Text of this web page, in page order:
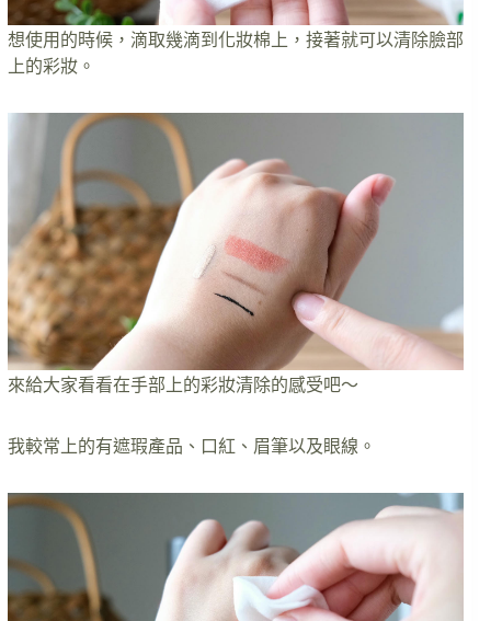
想使用的時候，滴取幾滴到化妝棉上，接著就可以清除臉部
上的彩妝。
來給大家看看在手部上的彩妝清除的感受吧～
我較常上的有遮瑕產品、口紅、眉筆以及眼線。